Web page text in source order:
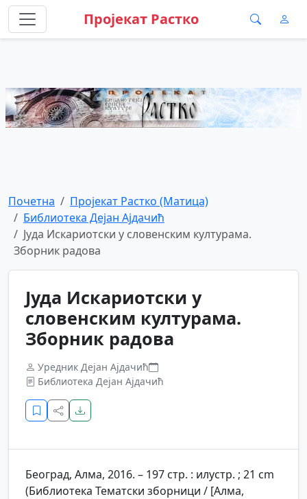
Пројекат Растко
Почетна
Пројекат Растко (Матица)
Библиотека Дејан Ајдачић
Јуда Искариотски у словенским културама.
Зборник радова
Јуда Искариотски у
словенским културама.
Зборник радова
Уредник Дејан Ајдачић
Библиотека Дејан Ајдачић
Београд, Алма, 2016. – 197 стр. : илустр. ; 21 cm
(Библиотека Тематски зборници / [Алма,